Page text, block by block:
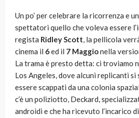
Un po’ per celebrare la ricorrenza e
spettatori quello che voleva essere
regista Ridley Scott, la pellicola
cinema il 6ed il 7 Maggionella
La trama è presto detta: ci troviamo
Los Angeles, dove alcuni replicanti
essere scappati da una colonia
c’è un poliziotto, Deckard,
androidi e che ha ricevuto l’incarico